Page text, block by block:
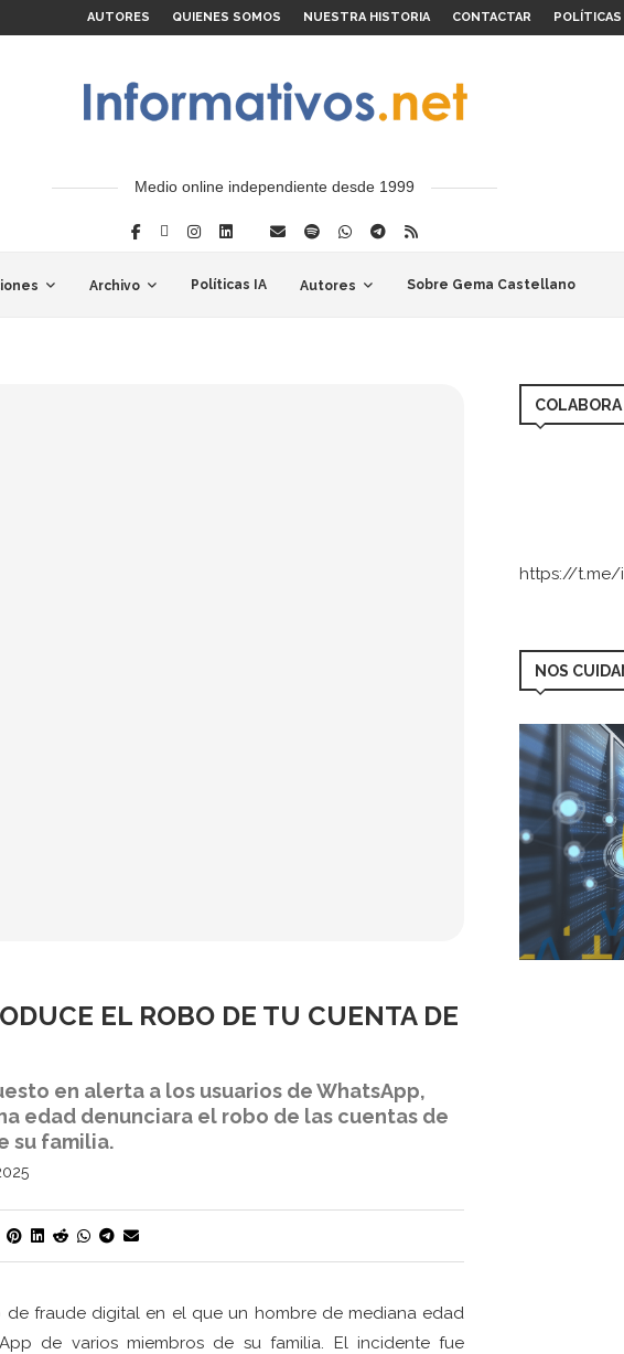
AUTORES QUIENES SOMOS NUESTRA HISTORIA CONTACTAR POLÍTICAS
Medio online independiente desde 1999
Archivo Políticas IA Autores Sobre Gema Castellano
EL ROBO DE TU CUENTA DE
en alerta a los usuarios de WhatsApp,
edad denunciara el robo de las cuentas de
su familia.
fraude digital en el que un hombre de mediana edad
de varios miembros de su familia. El incidente fue
https://t.me/
NOS